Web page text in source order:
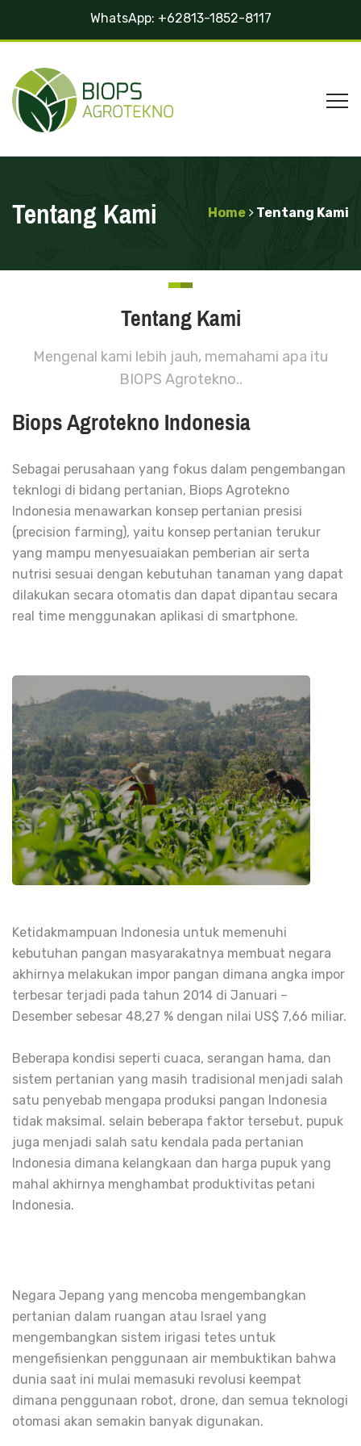
WhatsApp: +62813-1852-8117
Tentang Kami Home Tentang Kami
Tentang Kami
Mengenal kami lebih jauh, memahami apa itu
BIOPS Agrotekno..
Biops Agrotekno Indonesia
Sebagai perusahaan yang fokus dalam pengembangan
teknlogi di bidang pertanian, Biops Agrotekno
Indonesia menawarkan konsep pertanian presisi
(precision farming), yaitu konsep pertanian terukur
yang mampu menyesuaiakan pemberian air serta
nutrisi sesuai dengan kebutuhan tanaman yang dapat
dilakukan secara otomatis dan dapat dipantau secara
real time menggunakan aplikasi di smartphone.
Ketidakmampuan Indonesia untuk memenuhi
kebutuhan pangan masyarakatnya membuat negara
akhirnya melakukan impor pangan dimana angka impor
terbesar terjadi pada tahun 2014 di Januari –
Desember sebesar 48,27 % dengan nilai US$ 7,66 miliar.
Beberapa kondisi seperti cuaca, serangan hama, dan
sistem pertanian yang masih tradisional menjadi salah
satu penyebab mengapa produksi pangan Indonesia
tidak maksimal. selain beberapa faktor tersebut, pupuk
juga menjadi salah satu kendala pada pertanian
Indonesia dimana kelangkaan dan harga pupuk yang
mahal akhirnya menghambat produktivitas petani
Indonesia.
Negara Jepang yang mencoba mengembangkan
pertanian dalam ruangan atau Israel yang
mengembangkan sistem irigasi tetes untuk
mengefisienkan penggunaan air membuktikan bahwa
dunia saat ini mulai memasuki revolusi keempat
dimana penggunaan robot, drone, dan semua teknologi
otomasi akan semakin banyak digunakan.